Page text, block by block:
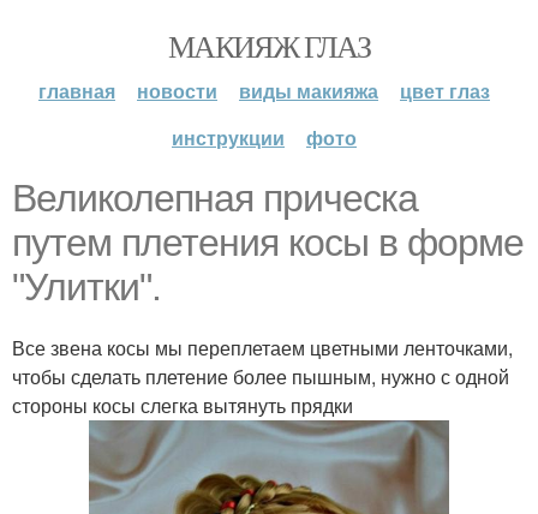
МАКИЯЖ ГЛАЗ
главная новости виды макияжа
цвет глаз
инструкции
фото
Великолепная прическа
путем плетения косы в форме
"Улитки".
Все звена косы мы переплетаем цветными ленточками,
чтобы сделать плетение более пышным, нужно с одной
стороны косы слегка вытянуть прядки